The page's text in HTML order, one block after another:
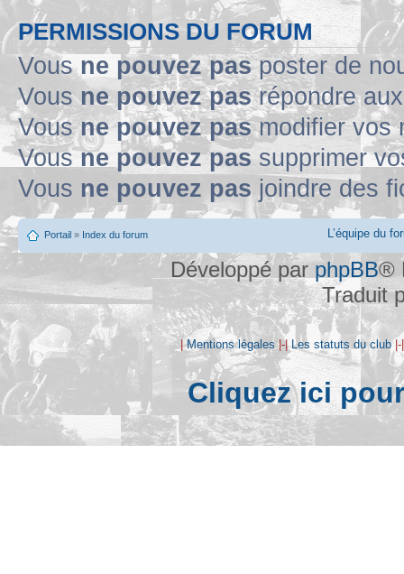
PERMISSIONS DU FORUM
Vousne pouvez pasposter de
Vousne pouvez pasrépondre
Vousne pouvez pasmodifier vos
Vousne pouvez pas supprimer
Vous ne pouvez pas joindre des
Portail » Index du forum L’équipe du
Développé par phpBB®
Traduit
|Mentions légales |-|Les statuts du club
Cliquez ici